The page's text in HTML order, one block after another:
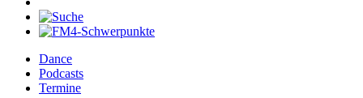
Dance
Podcasts
Termine